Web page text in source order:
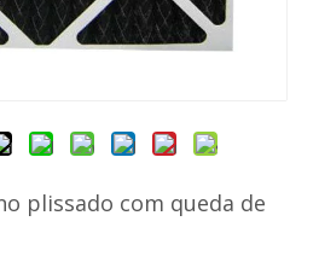
plissado com queda de